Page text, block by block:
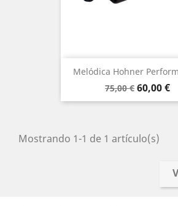
Melódica Hohner
Precio
base
75,00 € Precio
60,00 €
Mostrando 1-1 de 1 artículo(s)